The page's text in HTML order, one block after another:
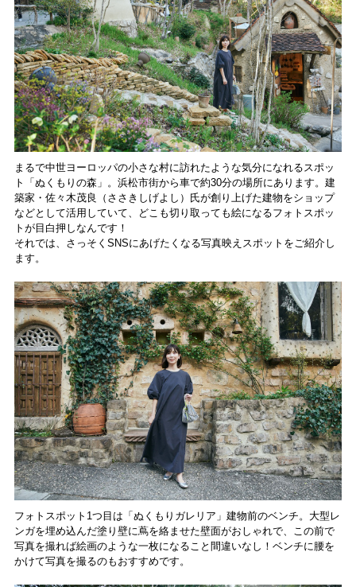
まるで中世ヨーロッパの小さな村に訪れたような気分になれるスポッ
ト「ぬくもりの森」。浜松市街から車で約30分の場所にあります。建
築家・佐々木茂良（ささきしげよし）氏が創り上げた建物をショップ
などとして活用していて、どこも切り取っても絵になるフォトスポッ
トが目白押しなんです！
それでは、さっそくSNSにあげたくなる写真映えスポットをご紹介し
ます。
フォトスポット1つ目は「ぬくもりガレリア」建物前のベンチ。大型レ
ンガを埋め込んだ塗り壁に蔦を絡ませた壁面がおしゃれで、この前で
写真を撮れば絵画のような一枚になること間違いなし！ベンチに腰を
かけて写真を撮るのもおすすめです。